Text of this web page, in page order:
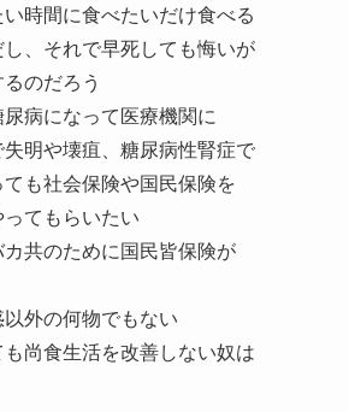
時間に食べたいだけ食べる
、それで早死しても悔いが
のだろう
病になって医療機関に
明や壊疽、糖尿病性腎症で
も社会保険や国民保険を
てもらいたい
共のために国民皆保険が
外の何物でもない
尚食生活を改善しない奴は